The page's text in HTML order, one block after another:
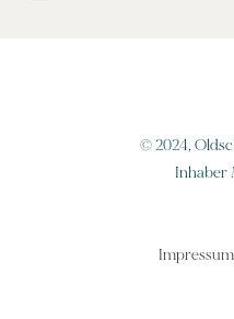
© 2024,
Inhaber
Impressum